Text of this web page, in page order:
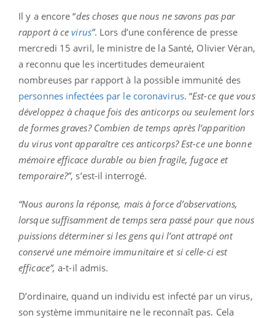
Il y a encore “des choses que nous ne savons pas par
rapport à cevirus”. Lors d’une conférence de presse
mercredi 15 avril, le ministre de la Santé, Olivier Véran,
a reconnu que les incertitudes demeuraient
nombreuses par rapport à la possible immunité des
personnes infectées par le coronavirus. “Est-ce que vous
développez à chaque fois des anticorps ou seulement lors
de formes graves? Combien de temps après l’apparition
du virus vont apparaître ces anticorps? Est-ce une bonne
mémoire efficace durable ou bien fragile, fugace et
temporaire?”, s’est-il interrogé.
“Nous aurons la réponse, mais à force d’observations,
lorsque suffisamment de temps sera passé pour que nous
puissions déterminer si les gens qui l’ont attrapé ont
conservé une mémoire immunitaire et si celle-ci est
efficace”, a-t-il admis.
D’ordinaire, quand un individu est infecté par un virus,
son système immunitaire ne le reconnaît pas. Cela